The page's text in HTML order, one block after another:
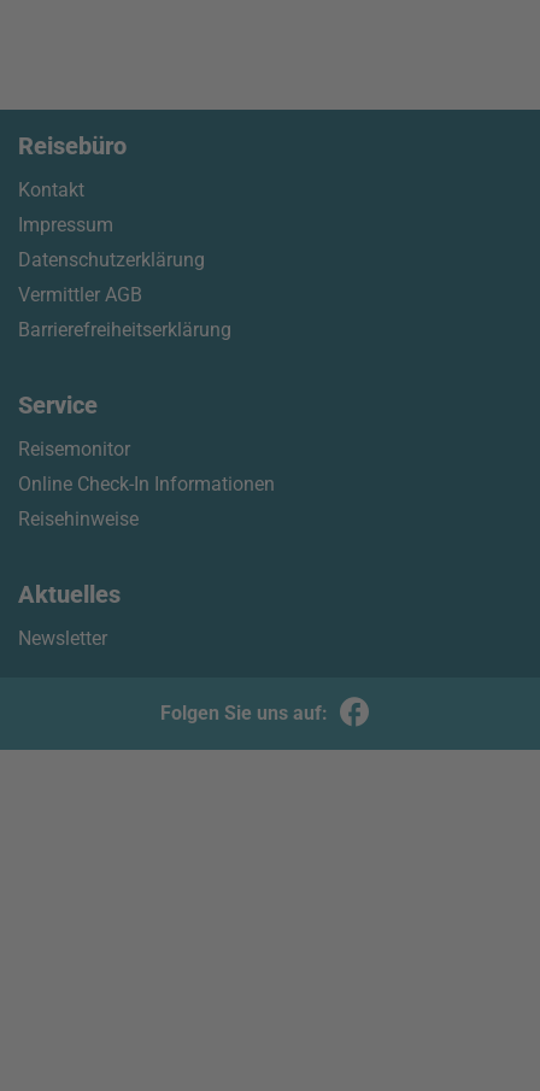
Reisebüro
Kontakt
Impressum
Datenschutzerklärung
Vermittler AGB
Barrierefreiheitserklärung
Service
Reisemonitor
Online Check-In Informationen
Reisehinweise
Aktuelles
Newsletter
Folgen Sie uns auf: